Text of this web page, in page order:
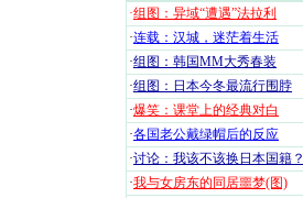
·组图：异域“遭遇”法拉利
·连载：汉城，迷茫着生活
·组图：韩国MM大秀春装
·组图：日本今冬最流行围脖
·爆笑：课堂上的经典对白
·各国老公戴绿帽后的反应
·讨论：我该不该换日本国籍？
·我与女房东的同居噩梦(图)